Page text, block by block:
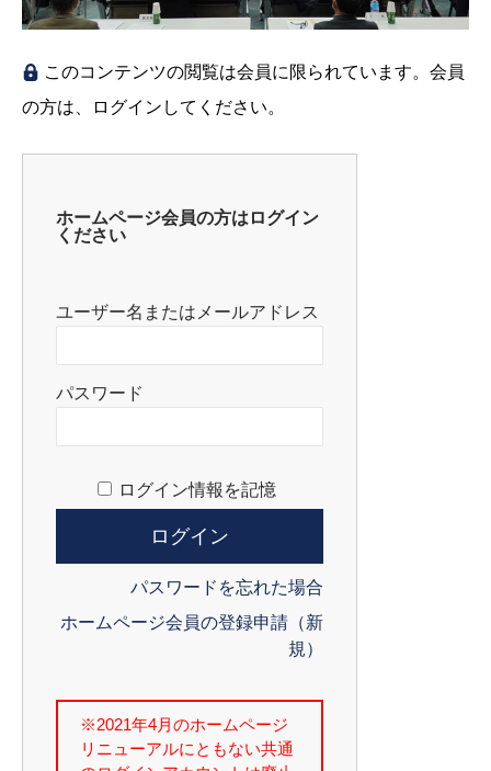
このコンテンツの閲覧は会員に限られています。会員
の方は、ログインしてください。
ホームページ会員の方はログイン
ください
ユーザー名またはメールアドレス
パスワード
ログイン情報を記憶
パスワードを忘れた場合
ホームページ会員の登録申請（新
規）